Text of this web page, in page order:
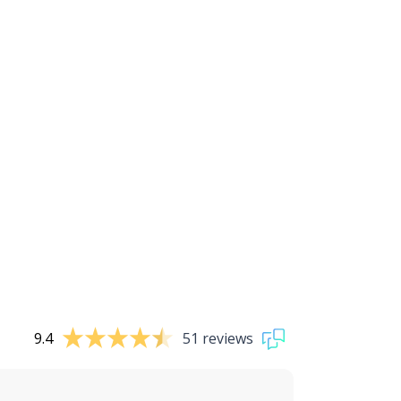
9.4 51 reviews